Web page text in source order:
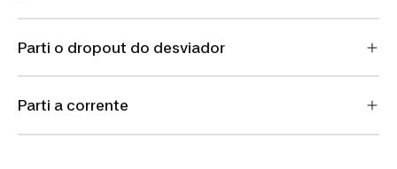
Parti o dropout do desviador
Parti a corrente